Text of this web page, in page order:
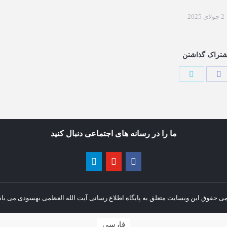
2 جولای 2025
گذاشتن
ما را در رسانه های اجتماعی دنبال کنید
حقوق این وبسایت متعلق به پایگاه اطلاع رسانی آیت الله العظمی بهسودی می
فارسی